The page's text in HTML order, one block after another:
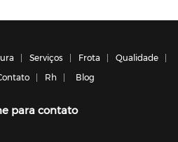
Serviços Frota
Qualidade
Rh Blog
para contato